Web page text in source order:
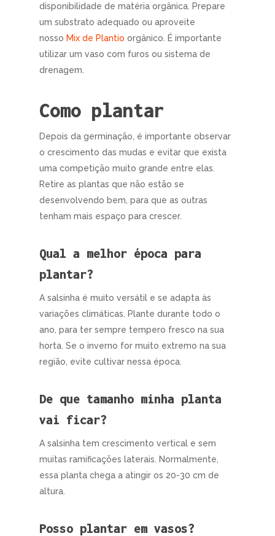
disponibilidade de matéria orgânica. Prepare
um substrato adequado ou aproveite
nosso Mix de Plantio orgânico. É importante
utilizar um vaso com furos ou sistema de
drenagem.
Como plantar
Depois da germinação, é importante observar
o crescimento das mudas e evitar que exista
uma competição muito grande entre elas.
Retire as plantas que não estão se
desenvolvendo bem, para que as outras
tenham mais espaço para crescer.
Qual a melhor época para
plantar?
A salsinha é muito versátil e se adapta às
variações climáticas. Plante durante todo o
ano, para ter sempre tempero fresco na sua
horta. Se o inverno for muito extremo na sua
região, evite cultivar nessa época.
De que tamanho minha planta
vai ficar?
A salsinha tem crescimento vertical e sem
muitas ramificações laterais. Normalmente,
essa planta chega a atingir os 20-30 cm de
altura.
Posso plantar em vasos?